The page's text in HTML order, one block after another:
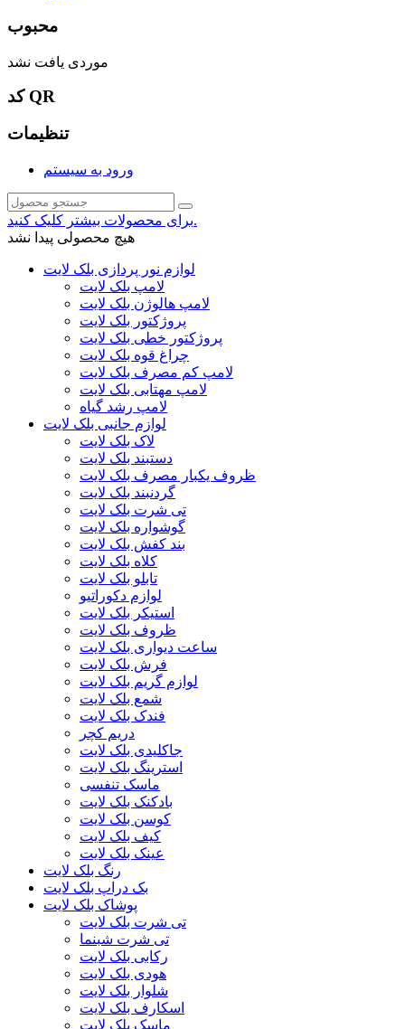
محبوب
موردی یافت نشد
کد QR
تنظیمات
ورود به سیستم
برای محصولات بیشتر کلیک کنید.
هیچ محصولی پیدا نشد
لوازم نور پردازی بلک لایت
لامپ بلک لایت
لامپ هالوژن بلک لایت
پروژکتور بلک لایت
پروژکتور خطی بلک لایت
چراغ قوه بلک لایت
لامپ کم مصرف بلک لایت
لامپ مهتابی بلک لایت
لامپ رشد گیاه
لوازم جانبی بلک لایت
لاک بلک لایت
دستبند بلک لایت
ظروف یکبار مصرف بلک لایت
گردنبند بلک لایت
تی شرت بلک لایت
گوشواره بلک لایت
بند کفش بلک لایت
کلاه بلک لایت
تابلو بلک لایت
لوازم دکوراتیو
استیکر بلک لایت
ظروف بلک لایت
ساعت دیواری بلک لایت
فرش بلک لایت
لوازم گریم بلک لایت
شمع بلک لایت
فندک بلک لایت
دریم کچر
جاکلیدی بلک لایت
استرینگ بلک لایت
ماسک تنفسی
بادکنک بلک لایت
کوسن بلک لایت
کیف بلک لایت
عینک بلک لایت
رنگ بلک لایت
بک دراپ بلک لایت
پوشاک بلک لایت
تی شرت بلک لایت
تی شرت شبنما
رکابی بلک لایت
هودی بلک لایت
شلوار بلک لایت
اسکارف بلک لایت
ماسک بلک لایت